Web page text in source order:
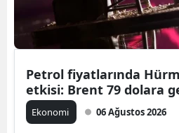
Petrol fiyatlarında
etkisi: Brent 79 dolara
Ekonomi 06 Ağustos 2026